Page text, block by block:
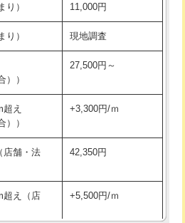
22,000円
16,500円
現場見積
価格です。
岐水栓） 16,500円
事/3ｍ超
り） 11,000円
り） 現地調査
））
27,500円～
え
））
+3,300円/ｍ
店舗・法
42,350円
え（店
+5,500円/ｍ